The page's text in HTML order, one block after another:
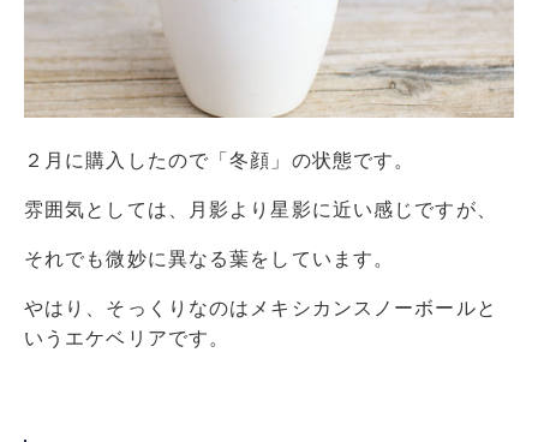
２月に購入したので「冬顔」の状態です。
雰囲気としては、月影より星影に近い感じですが、
それでも微妙に異なる葉をしています。
やはり、そっくりなのはメキシカンスノーボールと
いうエケベリアです。